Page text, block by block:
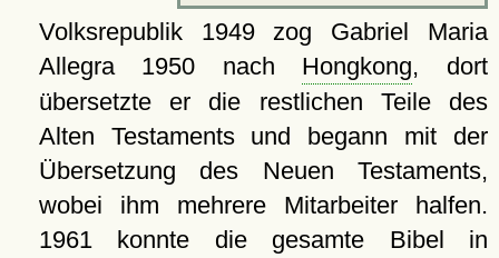
Volksrepublik 1949 zog Gabriel Maria
Allegra 1950 nach Hongkong, dort
übersetzte er die restlichen Teile des
Alten Testaments und begann mit der
Übersetzung des Neuen Testaments,
wobei ihm mehrere Mitarbeiter halfen.
1961 konnte die gesamte Bibel in